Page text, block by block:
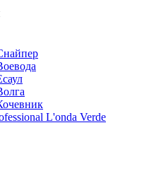
L'onda Verde